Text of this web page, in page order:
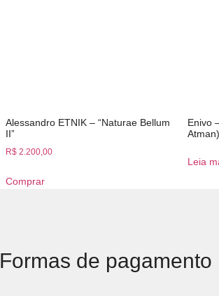
Alessandro ETNIK – “Naturae Bellum
II”
R$ 2.200,00
Comprar
Enivo
Atman)
Leia
Formas de pagamento